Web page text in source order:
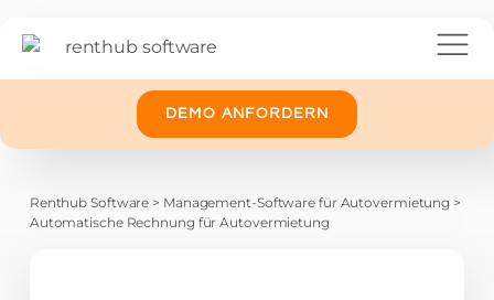
DEMO ANFORDERN
Renthub Software > Management-Software für Autovermietung >
Automatische Rechnung für Autovermietung